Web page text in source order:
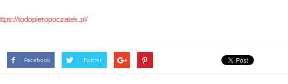
todopieropoczatek.pl/
Facebook Twitter